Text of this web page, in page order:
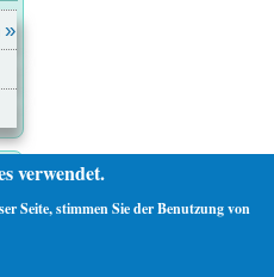
verwendet.
Seite, stimmen Sie der Benutzung von